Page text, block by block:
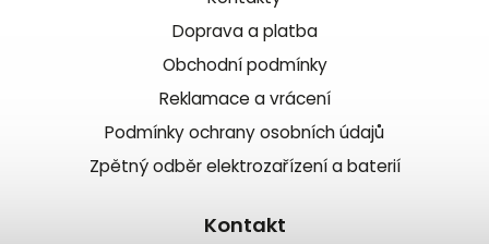
Doprava a platba
Obchodní podmínky
Reklamace a vrácení
Podmínky ochrany osobních údajů
Zpětný odběr elektrozařízení a baterií
Kontakt